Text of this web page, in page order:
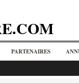
PARTENAIRES